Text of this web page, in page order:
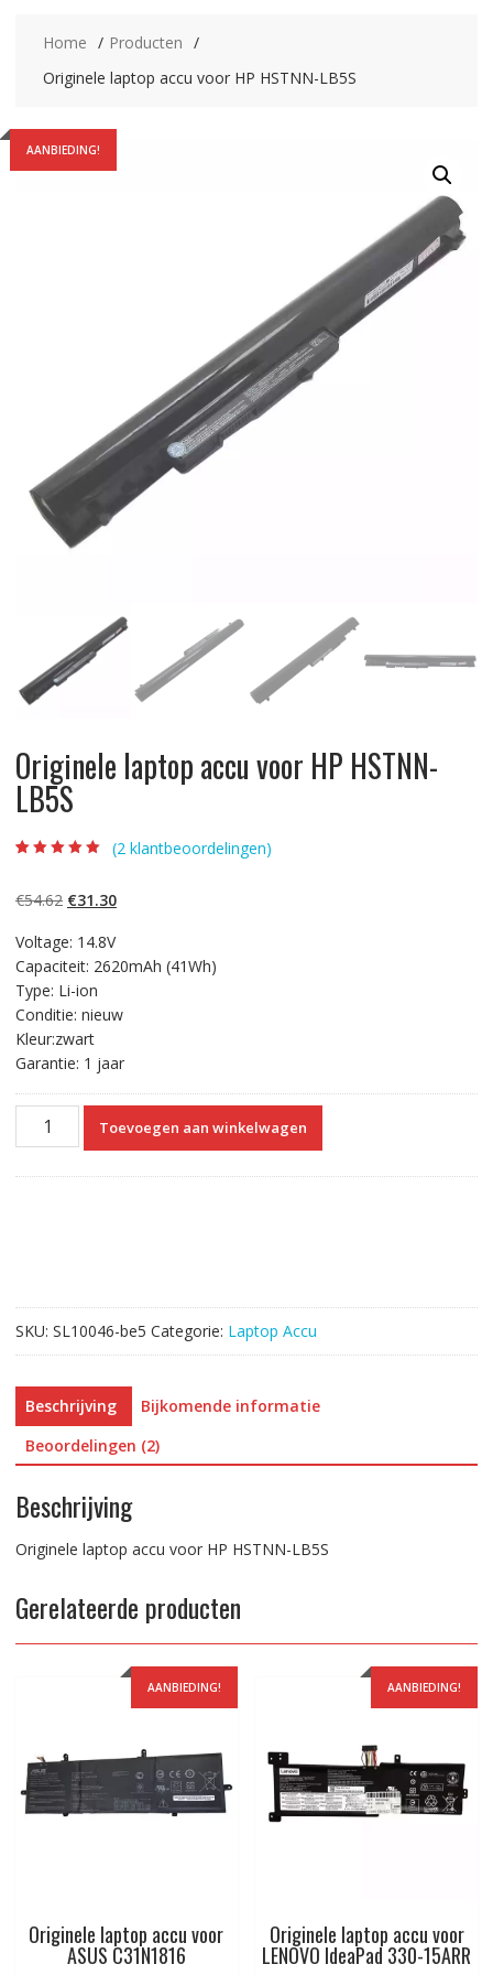
Home
Producten
Originele laptop accu voor HP HSTNN-LB5S
AANBIEDING!
Originele laptop accu voor HP HSTNN-
LB5S
gebaseerd op
klantbeoordelinge
(2 klantbeoordelingen)
€54.62 Oorspronkelijke
was:
€54.62.
€31.30Huidige
€31.30.
Voltage: 14.8V
Capaciteit: 2620mAh (41Wh)
Type: Li-ion
Conditie: nieuw
Kleur:zwart
Garantie: 1 jaar
Originele
Toevoegen aan winkelwagen
SKU: SL10046-be5 Categorie: Laptop Accu
Beschrijving
Bijkomende informatie
Beoordelingen (2)
Beschrijving
Originele laptop accu voor HP HSTNN-LB5S
Gerelateerde producten
AANBIEDING!
Originele laptop accu voor
ASUS C31N1816
AANBIEDING!
Originele laptop accu voor
LENOVO IdeaPad 330-15ARR